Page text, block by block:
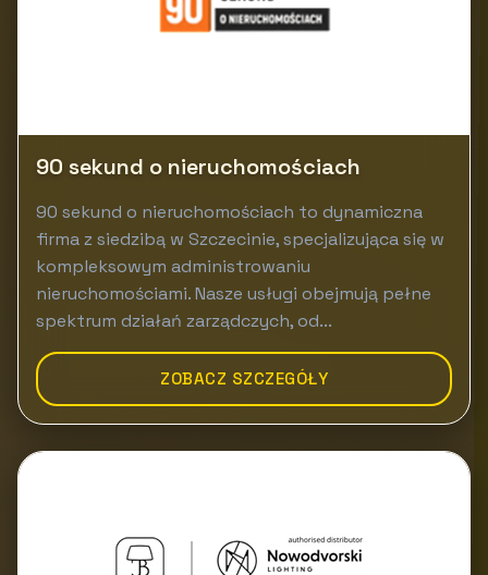
90 sekund o nieruchomościach
90 sekund o nieruchomościach to dynamiczna
firma z siedzibą w Szczecinie, specjalizująca się w
kompleksowym administrowaniu
nieruchomościami. Nasze usługi obejmują pełne
spektrum działań zarządczych, od...
ZOBACZ SZCZEGÓŁY